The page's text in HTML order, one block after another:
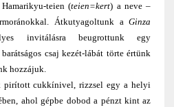
teien (teien=kert) a neve –
Átkutyagoltunk aGinza
invitálásra beugrottunk egy
csaj kezét-lábát törte értünk
hozzájuk.
pirított cukkínivel, rizzsel egy a helyi
ahol gépbe dobod a pénzt kint az